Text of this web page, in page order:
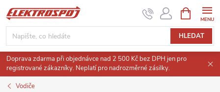
Přejít
na
obsah
HLEDAT
NÁKUPNÍ
KOŠÍK
Doprava zdarma při objednávce nad 2 500 Kč bez DPH jen pro
registrované zákazníky. Neplatí pro nadrozměrné zásilky.
Vodiče